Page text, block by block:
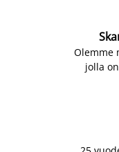
Olemme
jolla